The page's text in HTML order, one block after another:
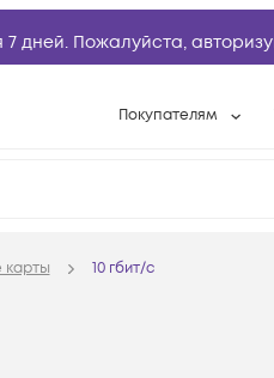
7 дней. Пожалуйста,
Покупателям
Вопросы и ответы
карты 10 гбит/с